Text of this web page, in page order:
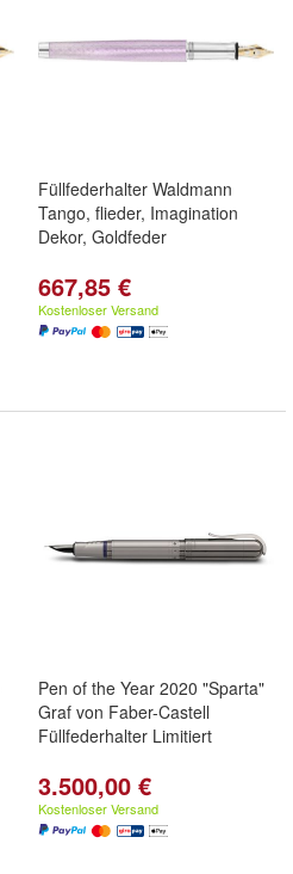
Füllfederhalter Waldmann
Tango, flieder, Imagination
Dekor, Goldfeder
667,85 €
Kostenloser Versand
Pen of the Year 2020 "Sparta"
Graf von Faber-Castell
Füllfederhalter Limitiert
3.500,00 €
Kostenloser Versand